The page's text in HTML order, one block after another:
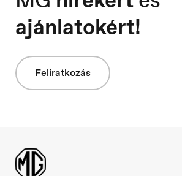
Slovenčina
ajánlatokért!
Feliratkozás